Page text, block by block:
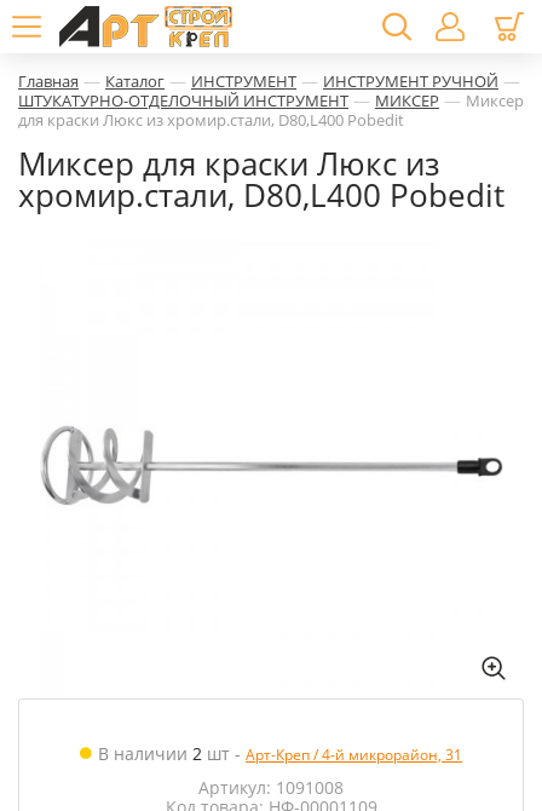
Главная — Каталог — ИНСТРУМЕНТ — ИНСТРУМЕНТ РУЧНОЙ —
ШТУКАТУРНО-ОТДЕЛОЧНЫЙ ИНСТРУМЕНТ — МИКСЕР — Миксер
для краски Люкс из хромир.стали, D80,L400 Pobedit
Миксер для краски Люкс из
хромир.стали, D80,L400 Pobedit
В наличии 2 шт - Арт-Креп / 4-й микрорайон, 31
Артикул: 1091008